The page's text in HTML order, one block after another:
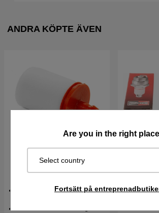
Are you in the right
Select country
Fortsätt på
ANDRA KÖPTE ÄVEN
Bränslefilter Husqvarna
Bränslefilter till motorsåg &
Tändstift